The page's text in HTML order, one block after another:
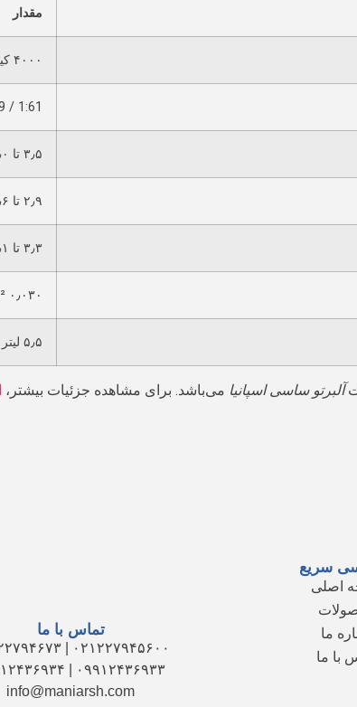
مقدار
۴۰۰۰ کیلوگرم
1:61 / 1:49 / 1:39 / 2:53 / 3:47
۳٫۵ تا ۱۱٫۰ کیلووات
۲٫۹ تا ۶٫۶ کیلووات
۳٫۳ تا ۱۹٫۱ کیلووات
۰٫۰۳۰ kg·m²
۵٫۵ لیتر
آلبرتو ساسی اسپانیا می‌باشد. برای مشاهده جزئیات بیشتر،
سریع
اصلی
ما
با ما
تماس با ما
۰۲۱۲۲۷۹۴۵۶۰۰ | ۰۲۱۲۲۷۹۴۶۷۳
۰۹۹۱۲۴۳۶۹۳۳ | ۰۹۹۱۲۴۳۶۹۳۴
info@maniarsh.com